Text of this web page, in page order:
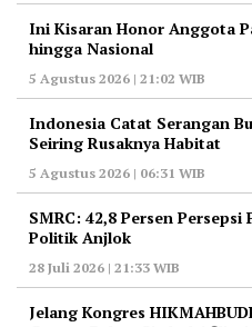
Ini Kisaran Honor Anggota
hingga Nasional
5 Agustus 2026 | 21:02 WIB
Indonesia Catat Serangan
Seiring Rusaknya Habitat
5 Agustus 2026 | 06:31 WIB
‎SMRC: 42,8 Persen
Politik Anjlok
28 Juli 2026 | 21:33 WIB
‎Jelang Kongres